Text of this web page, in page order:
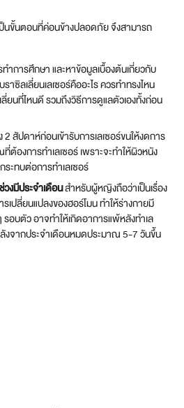
คายเคืองที่อาจเกิดขึ้นหลังจากการทำ
นี้
เลเซอร์หลังการทำเลเซอร์ อาจมีรอยแดง
นบริเวณที่ทำ โดยอาการจะค่อยๆ ดีขึ้น
าการแพ้ หรืออาการของรอยแดงแย่ลง ควร
อทำการวินิจฉัย และรักษาอาการ
ให้เกิดการระคายเคืองหลังการทำเลเซอร์
ภัณฑ์บำรุงที่มีส่วนผสมของ เรตินเอ (Retin-
ควรหลีกเลี่ยงการขัดสครับผิว เพราะอาจ
คือง
รอักเสบสามารถใช้ยาลดการอักเสบ ในการ
งการทำเลเซอร์บราซิลเลี่ยนได้
ำสาธารณะ หรือเล่นน้ำทะเล ประมาณ 2-3
ะคลอรีน หรือน้ำทะเลอาจทำให้ผิวเกิด